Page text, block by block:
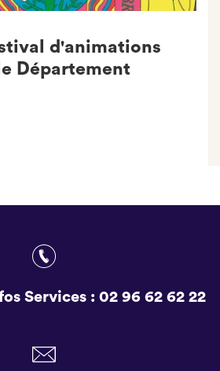
d'animations
Département
Services : 02 96 62 62 22